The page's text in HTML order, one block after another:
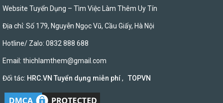
Website Tuyển Dụng – Tìm Việc Làm Thêm Uy Tín
Địa chỉ: Số 179, Nguyễn Ngọc Vũ, Cầu Giấy, Hà Nội
Hotline/ Zalo: 0832 888 688
Email: thichlamthem@gmail.com
Đối tác: HRC.VN Tuyển dụng miễn phí, TOPVN